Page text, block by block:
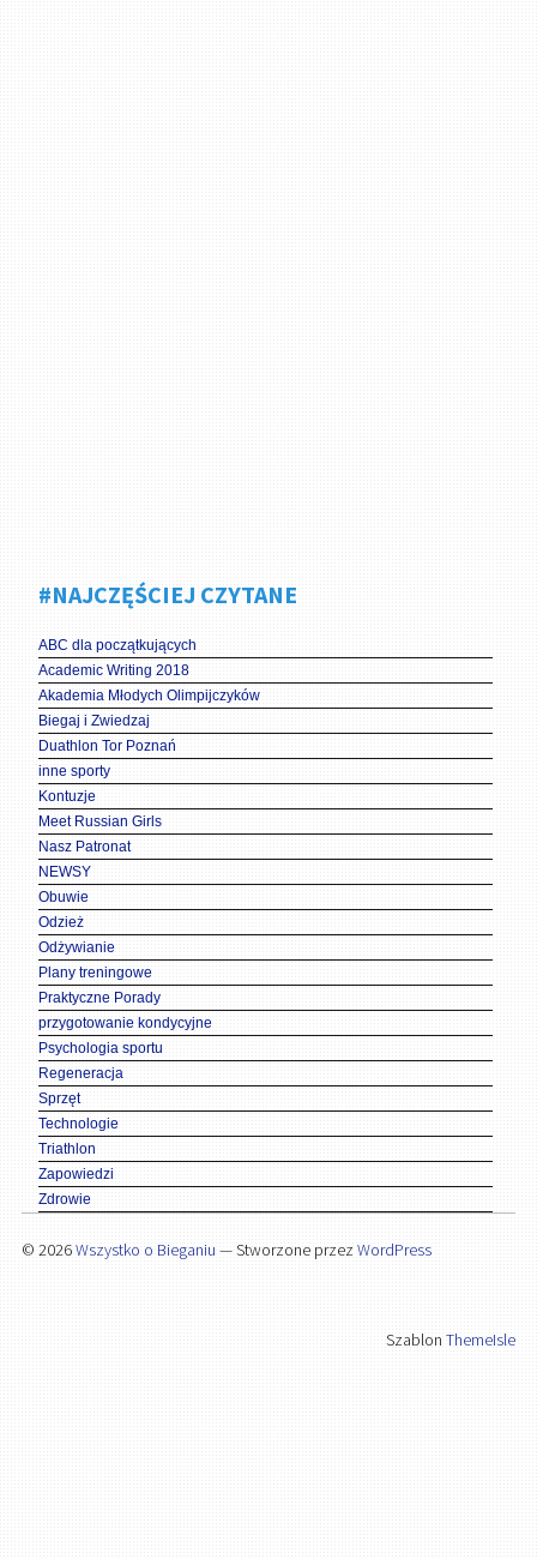
#NAJCZĘŚCIEJ CZYTANE
ABC dla początkujących
Academic Writing 2018
Akademia Młodych Olimpijczyków
Biegaj i Zwiedzaj
Duathlon Tor Poznań
inne sporty
Kontuzje
Meet Russian Girls
Nasz Patronat
NEWSY
Obuwie
Odzież
Odżywianie
Plany treningowe
Praktyczne Porady
przygotowanie kondycyjne
Psychologia sportu
Regeneracja
Sprzęt
Technologie
Triathlon
Zapowiedzi
Zdrowie
© 2026Wszystko o Bieganiu — Stworzone przez WordPress
SzablonThemeIsle